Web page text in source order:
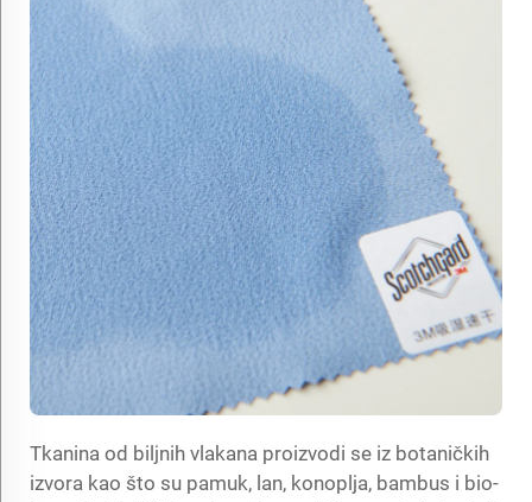
Tkanina od biljnih vlakana proizvodi se iz botaničkih
izvora kao što su pamuk, lan, konoplja, bambus i bio-